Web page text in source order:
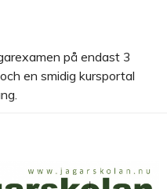
på endast 3
en smidig kursportal